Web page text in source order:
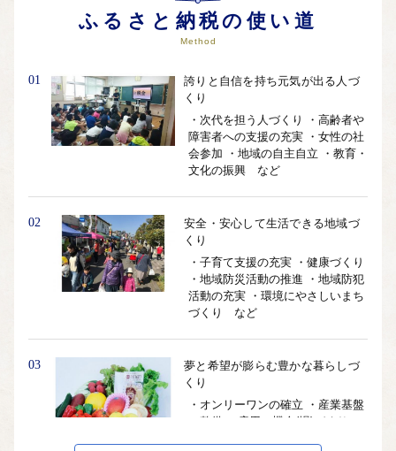
ふるさと納税の使い道
Method
01
誇りと自信を持ち元気が出る人づ
くり
・次代を担う人づくり ・高齢者や
障害者への支援の充実 ・女性の社
会参加 ・地域の自主自立 ・教育・
文化の振興 など
02
安全・安心して生活できる地域づ
くり
・子育て支援の充実 ・健康づくり
・地域防災活動の推進 ・地域防犯
活動の充実 ・環境にやさしいまち
づくり など
03
夢と希望が膨らむ豊かな暮らしづ
くり
・オンリーワンの確立 ・産業基盤
の整備 ・雇用の機会(場)づくり ・